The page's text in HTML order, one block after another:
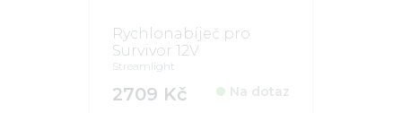
Rychlonabíječ pro
Survivor 12V
Streamlight
2709 Kč Na dotaz